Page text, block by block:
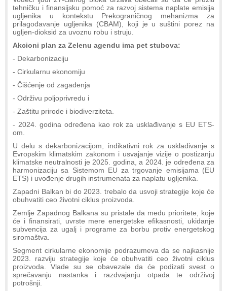
tehničku i finansijsku pomoć za razvoj sistema naplate emisija
ugljenika u kontekstu Prekograničnog mehanizma za
prilagođavanje ugljenika (CBAM), koji je u suštini porez na
ugljen-dioksid za uvoznu robu i struju.
Akcioni plan za Zelenu agendu ima pet stubova:
- Dekarbonizaciju
- Cirkularnu ekonomiju
- Čišćenje od zagađenja
- Održivu poljoprivredu i
- Zaštitu prirode i biodiverziteta.
- 2024. godina određena kao rok za usklađivanje s EU ETS-
om.
U delu s dekarbonizacijom, indikativni rok za usklađivanje s
Evropskim klimatskim zakonom i usvajanje vizije o postizanju
klimatske neutralnosti je 2025. godina, a 2024. je određena za
harmonizaciju sa Sistemom EU za trgovanje emisijama (EU
ETS) i uvođenje drugih instrumenata za naplatu ugljenika.
Zapadni Balkan bi do 2023. trebalo da usvoji strategije koje će
obuhvatiti ceo životni ciklus proizvoda.
Zemlje Zapadnog Balkana su pristale da među prioritete, koje
će i finansirati, uvrste mere energetske efikasnosti, ukidanje
subvencija za ugalj i programe za borbu protiv energetskog
siromaštva.
Segment cirkularne ekonomije podrazumeva da se najkasnije
2023. razviju strategije koje će obuhvatiti ceo životni ciklus
proizvoda. Vlade su se obavezale da će podizati svest o
sprečavanju nastanka i razdvajanju otpada te održivoj
potrošnji.